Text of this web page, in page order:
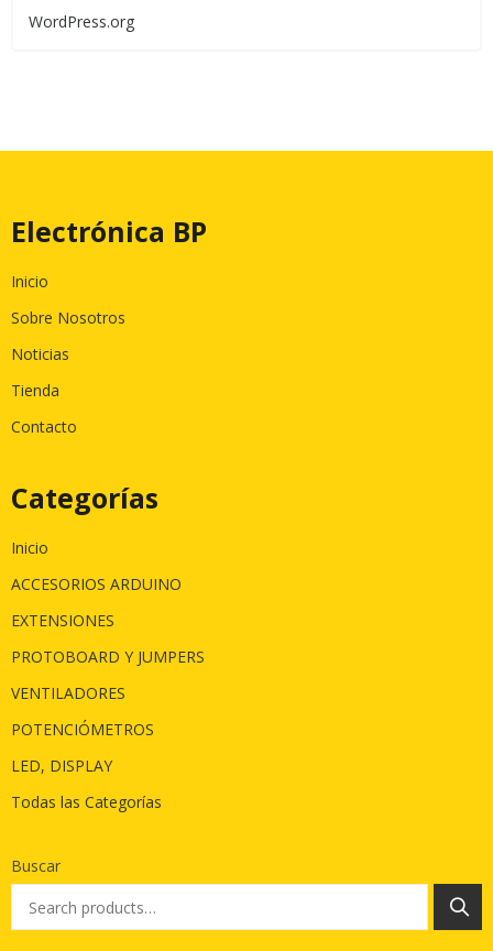
WordPress.org
Electrónica BP
Inicio
Sobre Nosotros
Noticias
Tienda
Contacto
Categorías
Inicio
ACCESORIOS ARDUINO
EXTENSIONES
PROTOBOARD Y JUMPERS
VENTILADORES
POTENCIÓMETROS
LED, DISPLAY
Todas las Categorías
Buscar